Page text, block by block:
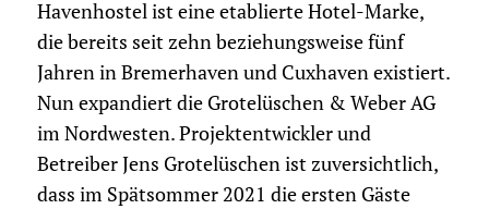
Havenhostel ist eine etablierte Hotel-Marke,
die bereits seit zehn beziehungsweise fünf
Jahren in Bremerhaven und Cuxhaven existiert.
Nun expandiert die Grotelüschen & Weber AG
im Nordwesten. Projektentwickler und
Betreiber Jens Grotelüschen ist zuversichtlich,
dass im Spätsommer 2021 die ersten Gäste